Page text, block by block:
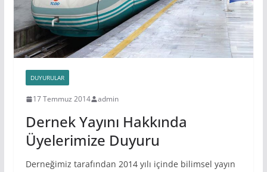
DUYURULAR
17 Temmuz 2014 admin
Dernek Yayını Hakkında
Üyelerimize Duyuru
Derneğimiz tarafından 2014 yılı içinde bilimsel yayın